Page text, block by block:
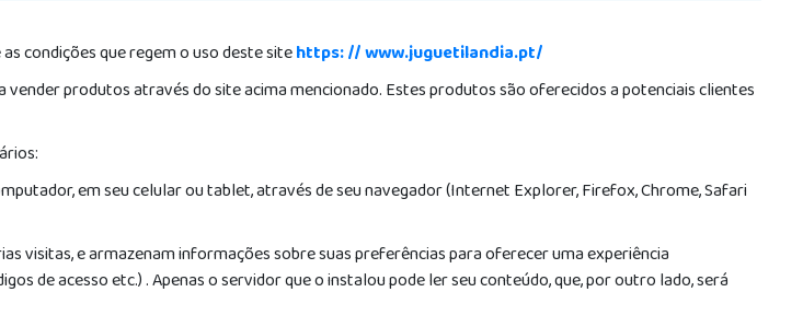
condições que regem o uso deste sitehttps: // www.juguetilandia.pt/
vender produtos através do site acima mencionado. Estes produtos são oferecidos a potenciais clientes
em seu celular ou tablet, através de seu navegador (Internet Explorer, Firefox, Chrome, Safari
visitas, e armazenam informações sobre suas preferências para oferecer uma experiência
de acesso etc.) . Apenas o servidor que o instalou pode ler seu conteúdo, que, por outro lado, será